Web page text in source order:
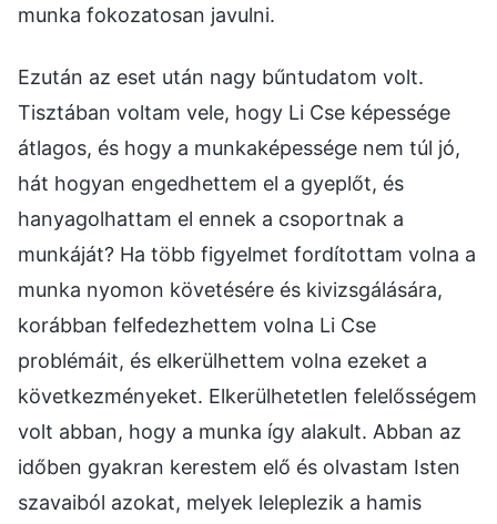
munka fokozatosan javulni.
Ezután az eset után nagy bűntudatom volt.
Tisztában voltam vele, hogy Li Cse képessége
átlagos, és hogy a munkaképessége nem túl jó,
hát hogyan engedhettem el a gyeplőt, és
hanyagolhattam el ennek a csoportnak a
munkáját? Ha több figyelmet fordítottam volna a
munka nyomon követésére és kivizsgálására,
korábban felfedezhettem volna Li Cse
problémáit, és elkerülhettem volna ezeket a
következményeket. Elkerülhetetlen felelősségem
volt abban, hogy a munka így alakult. Abban az
időben gyakran kerestem elő és olvastam Isten
szavaiból azokat, melyek leleplezik a hamis